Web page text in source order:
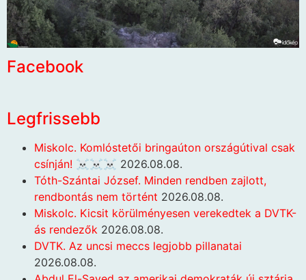
Facebook
Legfrissebb
Miskolc. Komlóstetői bringaúton országútival csak
csínján! ☠️☠️☠️ 2026.08.08.
Tóth-Szántai József. Minden rendben zajlott,
rendbontás nem történt 2026.08.08.
Miskolc. Kicsit körülményesen verekedtek a DVTK-
ás rendezők 2026.08.08.
DVTK. Az uncsi meccs legjobb pillanatai
2026.08.08.